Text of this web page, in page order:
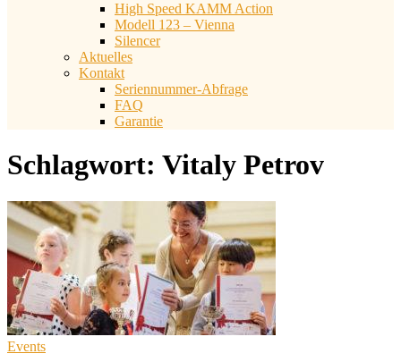
High Speed KAMM Action
Modell 123 – Vienna
Silencer
Aktuelles
Kontakt
Seriennummer-Abfrage
FAQ
Garantie
Schlagwort: Vitaly Petrov
Events